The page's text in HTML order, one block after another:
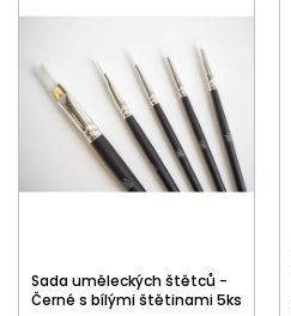
Sada uměleckých štětců -
Černé s bílými štětinami 5ks